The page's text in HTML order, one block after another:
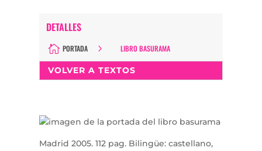
DETALLES
PORTADA LIBRO BASURAMA
VOLVER A TEXTOS
Madrid 2005. 112 pag. Bilingüe: castellano,